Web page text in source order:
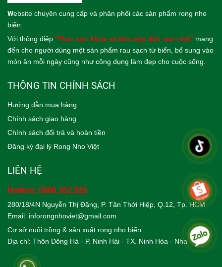
Website chuyên cung cấp và phân phối các sản phẩm rong nho
biển:
Với thông điệp "Trao sức khỏe và làm đẹp đến mọi nhà" mang
đến cho người dùng một sản phẩm rau sạch từ biển, bổ sung vào
món ăn mỗi ngày cũng như công dụng làm đẹp cho cuộc sống.
THÔNG TIN CHÍNH SÁCH
Hướng dẫn mua hàng
Chính sách giao hàng
Chính sách đổi trả và hoàn tiền
Đăng ký đại lý Rong Nho Việt
LIÊN HỆ
Hotline: 0906.352.529
280/18/4N Nguyễn Thị Đặng, P. Tân Thới Hiệp, Q.12, Tp. HCM
Email: inforongnhoviet@gmail.com
Cơ sở nuôi trồng & sản xuất rong nho biển:
Địa chỉ: Thôn Đông Hà - P. Ninh Hải - TX. Ninh Hòa - Nha Trang